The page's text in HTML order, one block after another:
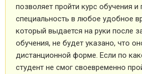
позволяет пройти курс обучения
специальность в любое удобное
который выдается на руки после
обучения, не будет указано, что
дистанционной форме. Если по
студент не смог своевременно